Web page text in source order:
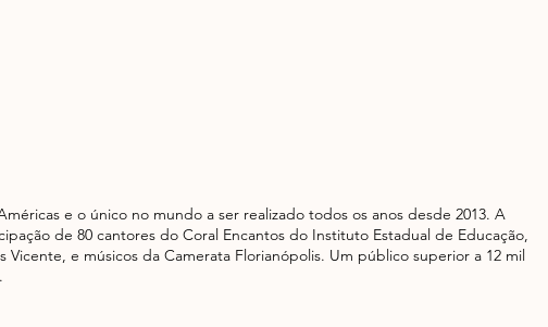
e o único no mundo a ser realizado todos os anos desde 2013. A
de 80 cantores do Coral Encantos do Instituto Estadual de Educação,
e músicos da Camerata Florianópolis. Um público superior a 12 mil